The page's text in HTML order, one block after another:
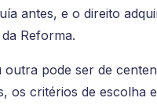
antes, e o direito
Reforma.
pode ser de
os critérios de escolha